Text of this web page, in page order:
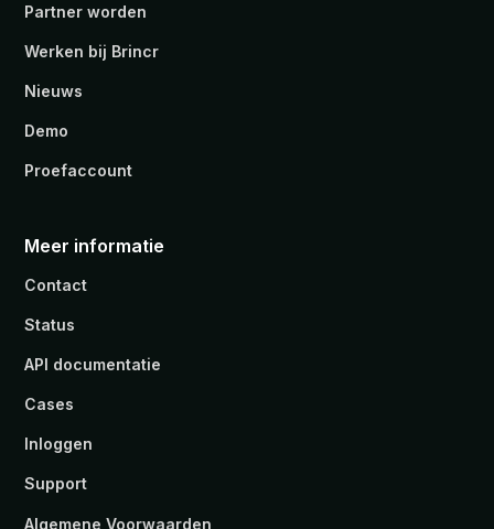
Partner worden
Werken bij Brincr
Nieuws
Demo
Proefaccount
Meer informatie
Contact
Status
API documentatie
Cases
Inloggen
Support
Algemene Voorwaarden